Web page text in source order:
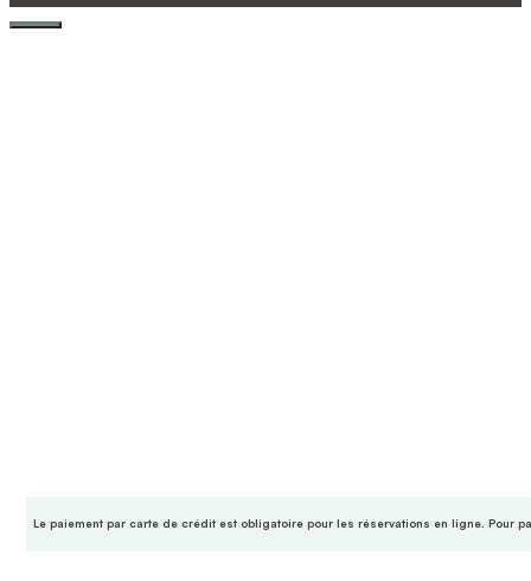
Le paiement par carte de crédit est obligatoire pour les réservations en ligne. Pour